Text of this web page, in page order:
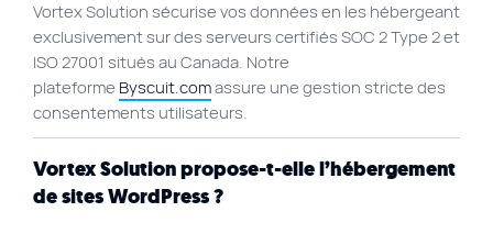
Nos services
Plan du site
Site Web municipal
Vie Privée
VortexLab
Vortex Solution sécurise vos données en les hébergeant
exclusivement sur des serveurs certifiés SOC 2 Type 2 et
ISO 27001 situés au Canada. Notre
plateforme Byscuit.comassure une gestion stricte des
consentements utilisateurs.
Vortex Solution propose-t-elle l’hébergement
de sites WordPress ?